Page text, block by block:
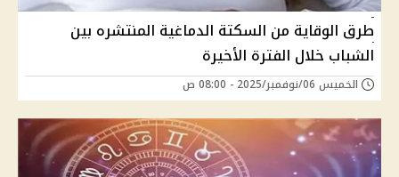
طرق الوقاية من السكتة الدماغية المنتشره بين
الشباب خلال الفترة الأخيرة
الخميس 06/نوفمبر/2025 - 08:00 ص